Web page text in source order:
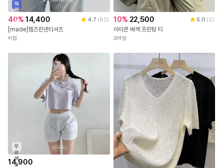
직
진
배
송
40% 14,400 4.7 (82)
[made]템즈린넨티셔츠
어텀
10% 22,500 5.0 (2)
아이콘 배색 프린팅 티
조아맘
무
료
배
송
14,900